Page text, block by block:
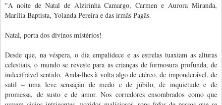
"A noite de Natal de Alzirinha Camargo, Carmen e Aurora Miranda,
Marília Baptista, Yolanda Pereira e das irmãs Pagãs.
Natal, porta dos divinos mistérios!
Desde que, na véspera, o dia empalidece e as estrelas tuaxiam as alturas
celestiais, o mundo se reveste para as crianças de formosura profunda, de
indecifrável sentido. Anda-lhes à volta algo de etéreo, de imponderável, de
sutil – uma leve sensação de medo e de júbilo, de inquietude e de
promessa, de susto e de amor. Nos corredores ensombrados como que